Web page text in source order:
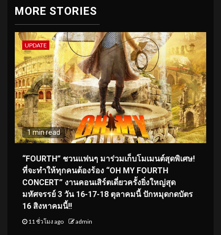
MORE STORIES
UPDATE
1 min read
“FOURTH” ชวนแฟนๆ มาร่วมเก็บโมเมนต์สุดพิเศษ!
ที่จะทำให้ทุกคนต้องร้อง “OH MY FOURTH
CONCERT” งานคอนเสิร์ตเดี่ยวครั้งยิ่งใหญ่สุด
มหัศจรรย์ 3 วัน 16-17-18 ตุลาคมนี้ ปักหมุดกดบัตร
16 สิงหาคมนี้!!
11 ชั่วโมง ago admin